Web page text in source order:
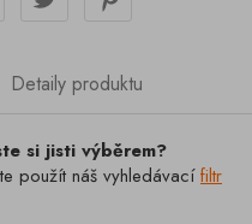
Detaily produktu
si jisti výběrem?
použít náš vyhledávacífiltr